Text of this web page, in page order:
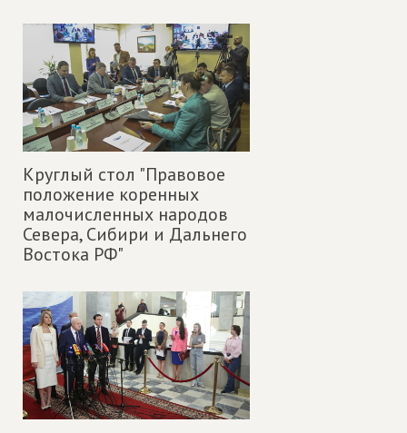
Круглый стол "Правовое
положение коренных
малочисленных народов
Севера, Сибири и Дальнего
Востока РФ"